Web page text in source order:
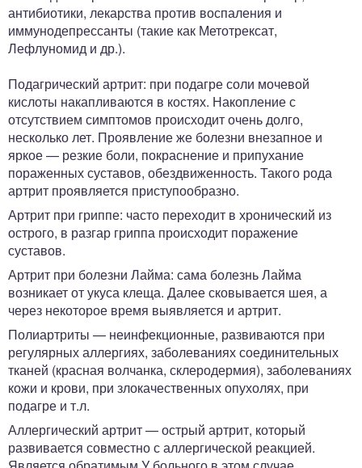
антибиотики, лекарства против воспаления и
иммунодепрессанты (такие как Метотрексат,
Лефлуномид и др.).
Подагрический артрит: при подагре соли мочевой
кислоты накапливаются в костях. Накопление с
отсутствием симптомов происходит очень долго,
несколько лет. Проявление же болезни внезапное и
яркое — резкие боли, покраснение и припухание
пораженных суставов, обездвиженность. Такого рода
артрит проявляется приступообразно.
Артрит при гриппе: часто переходит в хронический из
острого, в разгар гриппа происходит поражение
суставов.
Артрит при болезни Лайма: сама болезнь Лайма
возникает от укуса клеща. Далее сковывается шея, а
через некоторое время выявляется и артрит.
Полиартриты — неинфекционные, развиваются при
регулярных аллергиях, заболеваниях соединительных
тканей (красная волчанка, склеродермия), заболеваниях
кожи и крови, при злокачественных опухолях, при
подагре и т.л.
Аллергический артрит — острый артрит, который
развивается совместно с аллергической реакцией.